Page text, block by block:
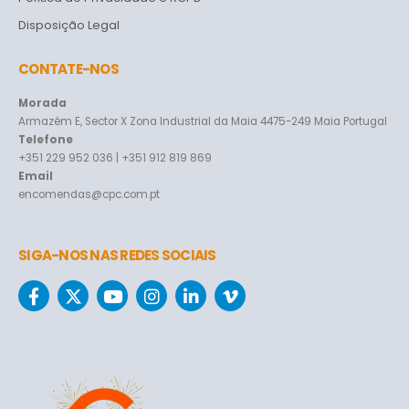
Disposição Legal
CONTATE-NOS
Morada
Armazém E, Sector X Zona Industrial da Maia 4475-249 Maia Portugal
Telefone
+351 229 952 036 | +351 912 819 869
Email
encomendas@cpc.com.pt
SIGA-NOS NAS REDES SOCIAIS